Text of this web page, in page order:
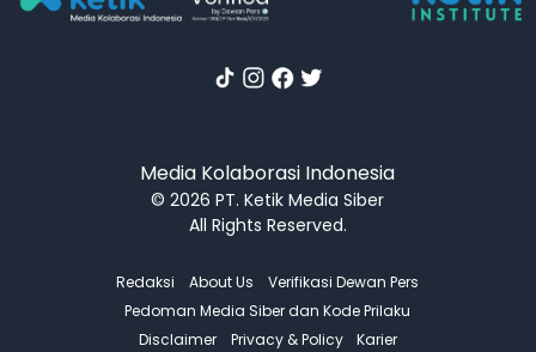
Media Kolaborasi Indonesia
© 2026 PT. Ketik Media Siber
All Rights Reserved.
Redaksi About Us
Verifikasi Dewan Pers
Pedoman Media Siber dan Kode Prilaku
Disclaimer
Privacy & Policy Karier